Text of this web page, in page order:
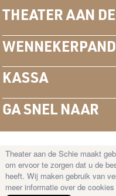
THEATER AAN
WENNEKERPAND
KASSA
GA SNEL NAAR
© Copyright 2026
Disclaimer–Cookies
Theater aan de Schie maakt
om ervoor te zorgen dat u de
heeft. Wij maken gebruik van
meer informatie over de